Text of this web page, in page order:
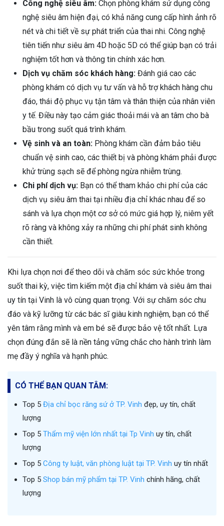
Công nghệ siêu âm: Chọn phòng khám sử dụng công
nghệ siêu âm hiện đại, có khả năng cung cấp hình ảnh rõ
nét và chi tiết về sự phát triển của thai nhi. Công nghệ
tiên tiến như siêu âm 4D hoặc 5D có thể giúp bạn có trải
nghiệm tốt hơn và thông tin chính xác hơn.
Dịch vụ chăm sóc khách hàng: Đánh giá cao các
phòng khám có dịch vụ tư vấn và hỗ trợ khách hàng chu
đáo, thái độ phục vụ tận tâm và thân thiện của nhân viên
y tế. Điều này tạo cảm giác thoải mái và an tâm cho bà
bầu trong suốt quá trình khám.
Vệ sinh và an toàn: Phòng khám cần đảm bảo tiêu
chuẩn vệ sinh cao, các thiết bị và phòng khám phải được
khử trùng sạch sẽ để phòng ngừa nhiễm trùng.
Chi phí dịch vụ: Bạn có thể tham khảo chi phí của các
dịch vụ siêu âm thai tại nhiều địa chỉ khác nhau để so
sánh và lựa chọn một cơ sở có mức giá hợp lý, niêm yết
rõ ràng và không xảy ra những chi phí phát sinh không
cần thiết.
Khi lựa chọn nơi để theo dõi và chăm sóc sức khỏe trong
suốt thai kỳ, việc tìm kiếm một địa chỉ khám và siêu âm thai
uy tín tại Vinh là vô cùng quan trọng. Với sự chăm sóc chu
đáo và kỹ lưỡng từ các bác sĩ giàu kinh nghiệm, bạn có thể
yên tâm rằng mình và em bé sẽ được bảo vệ tốt nhất. Lựa
chọn đúng đắn sẽ là nền tảng vững chắc cho hành trình làm
mẹ đầy ý nghĩa và hạnh phúc.
CÓ THỂ BẠN QUAN TÂM:
Top 5 Địa chỉ bọc răng sứ ở TP. Vinh đẹp, uy tín, chất
lượng
Top 5 Thẩm mỹ viện lớn nhất tại Tp Vinh uy tín, chất
lượng
Top 5 Công ty luật, văn phòng luật tại TP. Vinh uy tín nhất
Top 5 Shop bán mỹ phẩm tại TP. Vinh chính hãng, chất
lượng